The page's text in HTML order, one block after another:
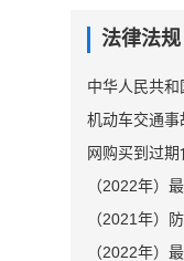
法律法规
中华人民共和
机动车交通事
网购买到过
（2021年）